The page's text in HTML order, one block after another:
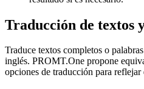
Traducción de textos
Traduce textos completos o
inglés. PROMT.One propone
opciones de traducción para